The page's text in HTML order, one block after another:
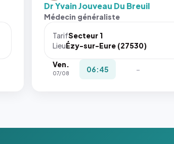
Dr Yvain Jouveau Du Breuil
Médecin généraliste
TarifSecteur 1
LieuÉzy-sur-Eure (27530)
Ven.
07/08 06:45 -